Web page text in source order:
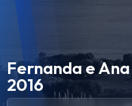
Fernanda e
2016